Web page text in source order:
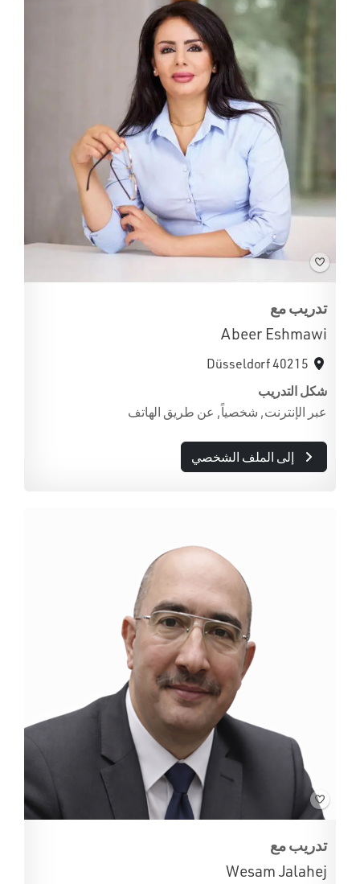
تدريب مع
Abeer Eshmawi
40215 Düsseldorf
شكل التدريب
عبر الإنترنت, شخصياً, عن طريق الهاتف
إلى الملف الشخصي
تدريب مع
Wesam Jalahej